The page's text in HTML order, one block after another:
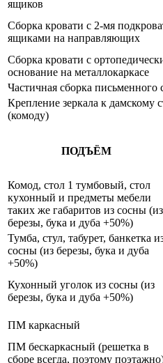
ящиков
Сборка кровати с 2-мя
ящиками на направляющих
Сборка кровати с
основание на металлокаркасе
Частичная сборка письменного
Крепление зеркала к дамскому
(комоду)
ПОДЪЁМ
Комод, стол 1 тумбовый, стол
кухонный и предметы мебели
таких же габаритов из сосны (из
березы, бука и дуба +50%)
Тумба, стул, табурет, банкетка
сосны (из березы, бука и дуба
+50%)
Кухонный уголок из сосны (из
березы, бука и дуба +50%)
ПМ каркасный
ПМ бескаркасный (решетка в
сборе всегда, поэтому